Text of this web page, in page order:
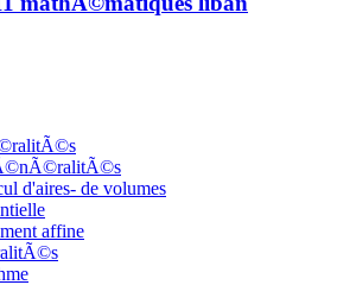
d'aires- de volumes
affine